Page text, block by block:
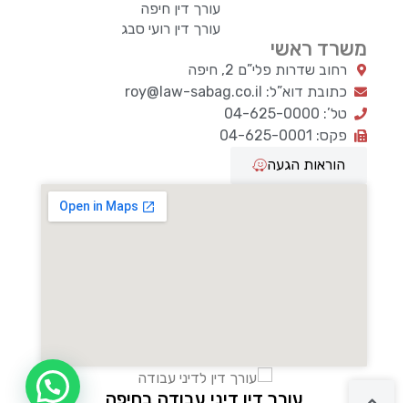
משרד ראשי
רחוב שדרות פלי”ם 2, חיפה
כתובת דוא”ל: roy@law-sabag.co.il
טל’: 04-625-0000
פקס: 04-625-0001
הוראות הגעה
עורך דין חיפה
עורך דין רועי סבג
עורך דין דיני עבודה בחיפה